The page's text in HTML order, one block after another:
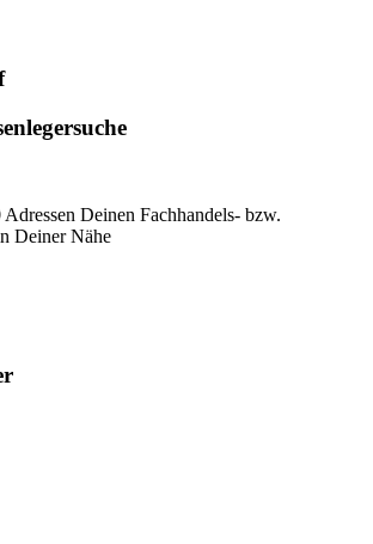
Deinen Fachhandels- bzw.
Deiner Nähe